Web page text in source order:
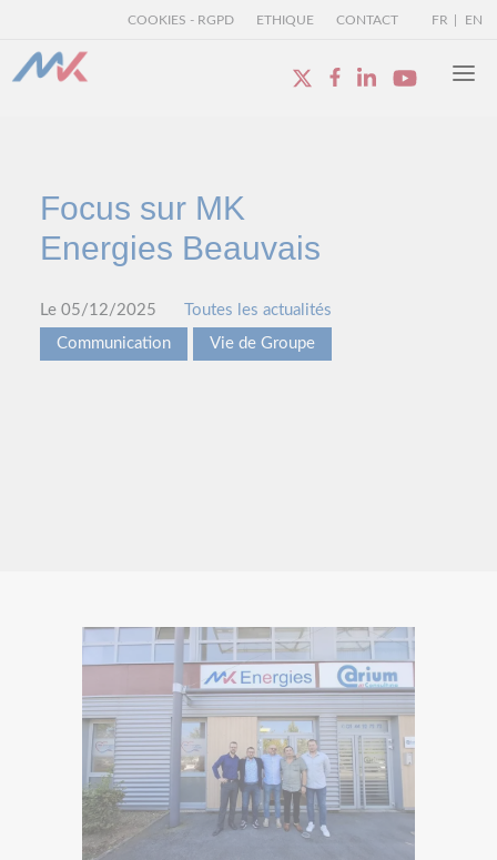
COOKIES - RGPD ETHIQUE CONTACT FR EN
Focus sur MK
Energies Beauvais
Le 05/12/2025
Toutes les actualités
Communication
Vie de Groupe